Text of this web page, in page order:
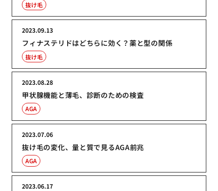
抜け毛
フィナステリドはどちらに効く？薬と型の関係
2023.09.13
抜け毛
甲状腺機能と薄毛、診断のための検査
2023.08.28
AGA
抜け毛の変化、量と質で見るAGA前兆
2023.07.06
AGA
2023.06.17